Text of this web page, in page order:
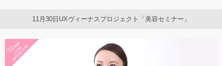
11月30日UXヴィーナスプロジェクト「美容セミナー」